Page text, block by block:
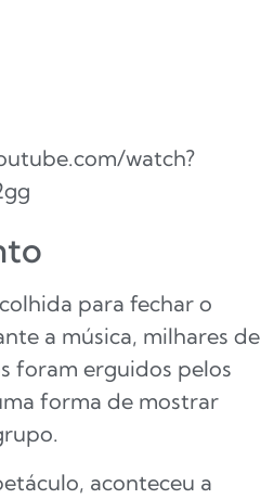
watch?
para fechar o
a música, milhares de
foram erguidos pelos
forma de mostrar
aconteceu a